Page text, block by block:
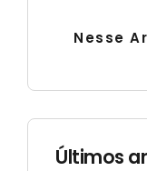
Nesse
Últimos